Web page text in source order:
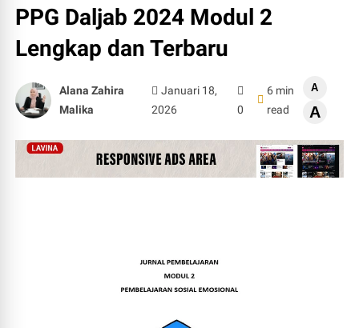
PPG Daljab 2024 Modul 2
Lengkap dan Terbaru
Alana Zahira
Malika
Januari 18,
2026
0
6 min
read
A
A